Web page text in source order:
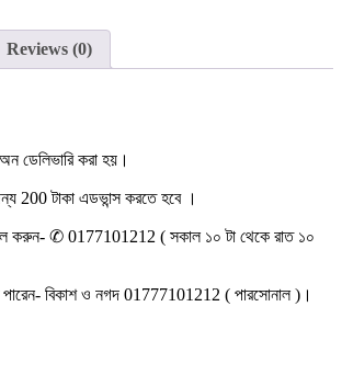
Reviews (0)
ডেলিভারি করা হয়।
200 টাকা এডভান্স করতে হবে ।
করুন- ✆ 0177101212 ( সকাল ১০ টা থেকে রাত ১০
পারেন- বিকাশ ও নগদ 01777101212 ( পারসোনাল )।